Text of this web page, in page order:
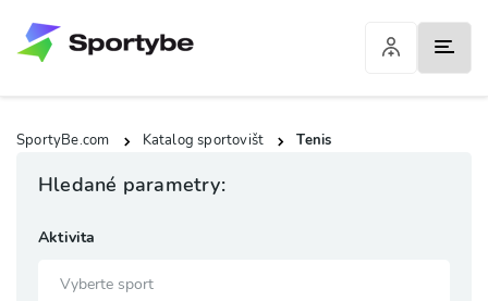
SportyBe.com Katalog sportovišt Tenis
Hledané parametry:
Aktivita